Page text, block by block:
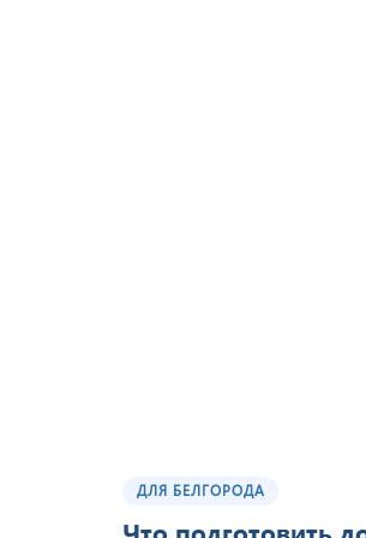
ДЛЯ БЕЛГОРОДА